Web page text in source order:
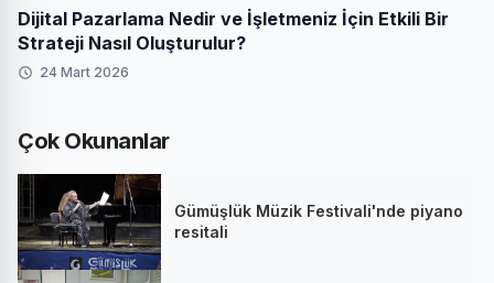
Dijital Pazarlama Nedir ve İşletmeniz İçin Etkili Bir
Strateji Nasıl Oluşturulur?
24 Mart 2026
Çok Okunanlar
Gümüşlük Müzik Festivali'nde piyano
resitali